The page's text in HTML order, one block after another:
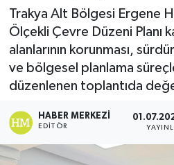
Trakya Alt Bölgesi Ergene
Ölçekli Çevre Düzeni Planı
alanlarının korunması,
ve bölgesel planlama
düzenlenen toplantıda
HABER MERKEZI
EDITÖR
Spor
Magazin
Medya
Son Dakika Haberleri
Haber Arşivi